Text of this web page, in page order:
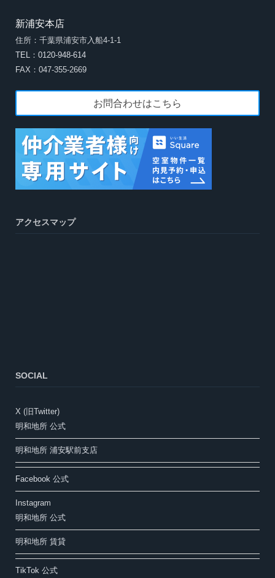
新浦安本店
住所：千葉県浦安市入船4-1-1
TEL：0120-948-614
FAX：047-355-2669
お問合わせはこちら
アクセスマップ
SOCIAL
X (旧Twitter)
明和地所 公式
明和地所 浦安駅前支店
Facebook 公式
Instagram
明和地所 公式
明和地所 賃貸
TikTok 公式